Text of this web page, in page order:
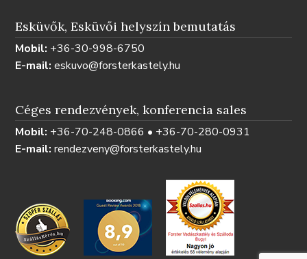
Esküvők, Esküvői helyszín bemutatás
Mobil: +36-30-998-6750
E-mail: eskuvo@forsterkastely.hu
Céges rendezvények, konferencia sales
Mobil: +36-70-248-0866 • +36-70-280-0931
E-mail:rendezveny@forsterkastely.hu